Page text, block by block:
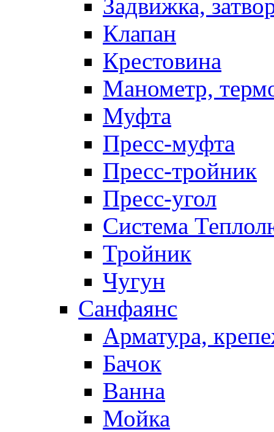
Задвижка,
Клапан
Крестовина
Манометр,
Муфта
Пресс-муфта
Пресс-тройник
Пресс-угол
Система
Тройник
Чугун
Санфаянс
Арматура,
Бачок
Ванна
Мойка